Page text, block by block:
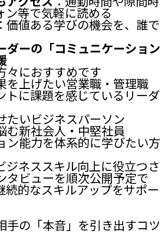
ン等で気軽に読める
：価値ある学びの機会を、誰で
ダーの「コミュニケーション
々におすすめです
を上げたい営業職・管理職
トに課題を感じているリーダ
たいビジネスパーソン
む新社会人・中堅社員
ン能力を体系的に学びたい方
ジネススキル向上に役立つさ
タビューを順次公開予定で
続的なスキルアップをサポー
手の「本音」を引き出すコツ